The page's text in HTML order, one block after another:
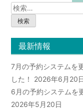
検
索:
最新情報
7月の予約システムを
した！
2026年6月20
6月の予約システムを
2026年5月20日